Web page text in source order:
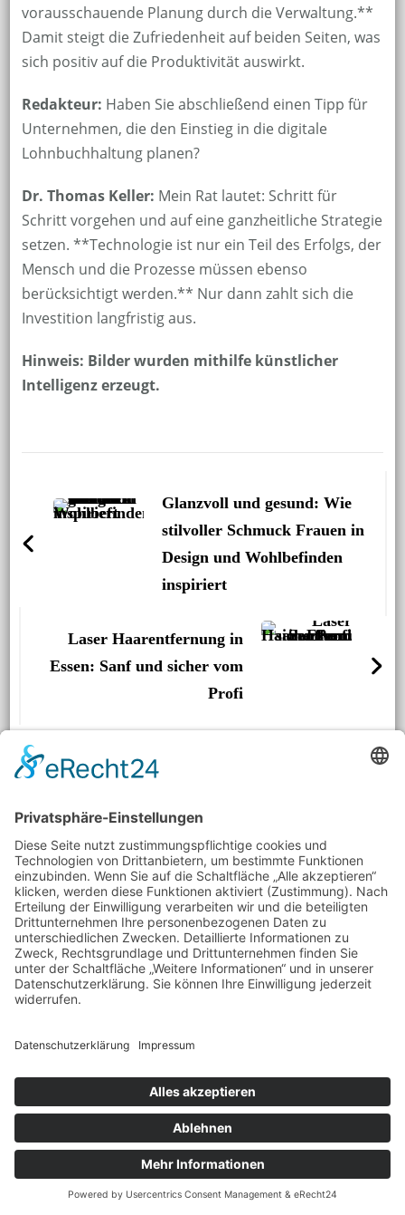
vorausschauende Planung durch die Verwaltung.**
Damit steigt die Zufriedenheit auf beiden Seiten, was
sich positiv auf die Produktivität auswirkt.
Redakteur: Haben Sie abschließend einen Tipp für
Unternehmen, die den Einstieg in die digitale
Lohnbuchhaltung planen?
Dr. Thomas Keller: Mein Rat lautet: Schritt für
Schritt vorgehen und auf eine ganzheitliche Strategie
setzen. **Technologie ist nur ein Teil des Erfolgs, der
Mensch und die Prozesse müssen ebenso
berücksichtigt werden.** Nur dann zahlt sich die
Investition langfristig aus.
Hinweis: Bilder wurden mithilfe künstlicher
Intelligenz erzeugt.
Glanzvoll und gesund: Wie
stilvoller Schmuck Frauen in
Design und Wohlbefinden
inspiriert
Laser Haarentfernung in
Essen: Sanf und sicher vom
Profi
Für dich vielleicht ebenfalls interessant:
Rürup Rente loswerden: Diese Optionen hast du
Endlich ausmisten: Kassetten und VHS
Stressfrei parken in Frankfurt: So funktioniert
Valet Parking am Flughafen & in der City